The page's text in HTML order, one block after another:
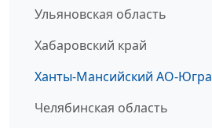
Ульяновская область
Хабаровский край
Ханты-Мансийский АО-Югра
Челябинская область